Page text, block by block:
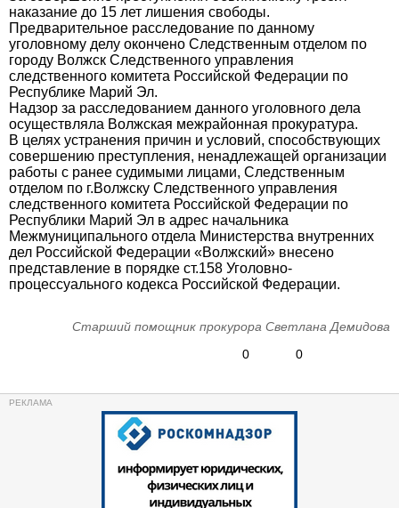
наказание до 15 лет лишения свободы.
Предварительное расследование по данному
уголовному делу окончено Следственным отделом по
городу Волжск Следственного управления
следственного комитета Российской Федерации по
Республике Марий Эл.
Надзор за расследованием данного уголовного дела
осуществляла Волжская межрайонная прокуратура.
В целях устранения причин и условий, способствующих
совершению преступления, ненадлежащей организации
работы с ранее судимыми лицами, Следственным
отделом по г.Волжску Следственного управления
следственного комитета Российской Федерации по
Республики Марий Эл в адрес начальника
Межмуниципального отдела Министерства внутренних
дел Российской Федерации «Волжский» внесено
представление в порядке ст.158 Уголовно-
процессуального кодекса Российской Федерации.
Старший помощник прокурора Светлана Демидова
0
0